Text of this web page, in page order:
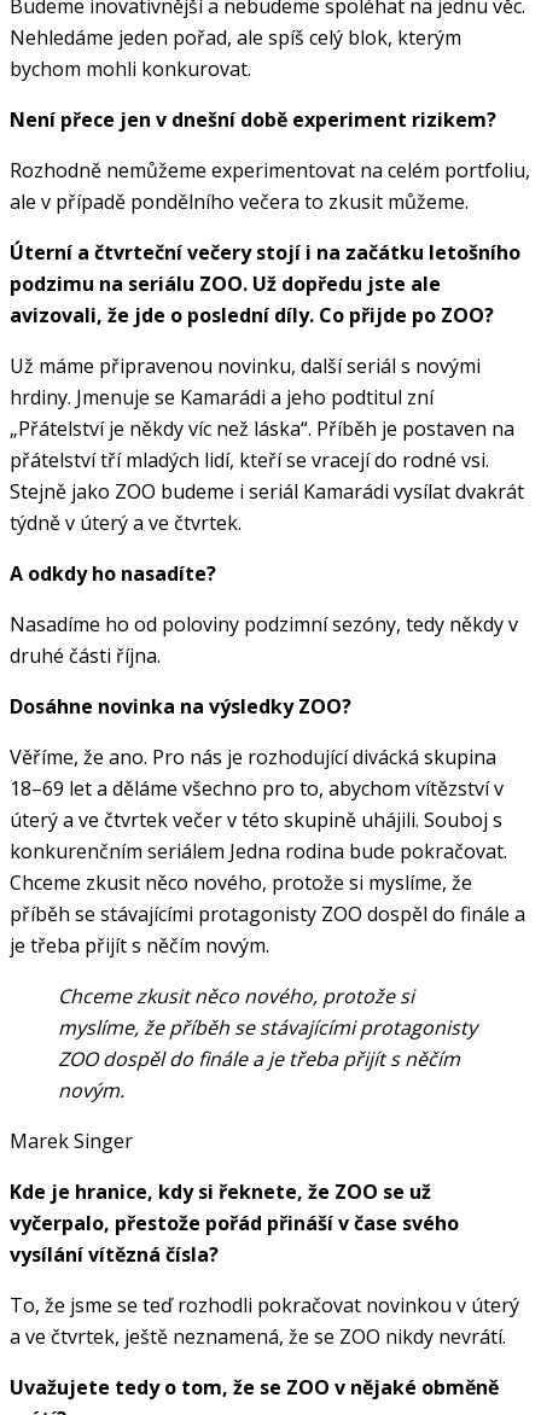
Budeme inovativnější a nebudeme spoléhat na jednu věc.
Nehledáme jeden pořad, ale spíš celý blok, kterým
bychom mohli konkurovat.
Není přece jen v dnešní době experiment rizikem?
Rozhodně nemůžeme experimentovat na celém portfoliu,
ale v případě pondělního večera to zkusit můžeme.
Úterní a čtvrteční večery stojí i na začátku letošního
podzimu na seriálu ZOO. Už dopředu jste ale
avizovali, že jde o poslední díly. Co přijde po ZOO?
Už máme připravenou novinku, další seriál s novými
hrdiny. Jmenuje se Kamarádi a jeho podtitul zní
„Přátelství je někdy víc než láska“. Příběh je postaven na
přátelství tří mladých lidí, kteří se vracejí do rodné vsi.
Stejně jako ZOO budeme i seriál Kamarádi vysílat dvakrát
týdně v úterý a ve čtvrtek.
A odkdy ho nasadíte?
Nasadíme ho od poloviny podzimní sezóny, tedy někdy v
druhé části října.
Dosáhne novinka na výsledky ZOO?
Věříme, že ano. Pro nás je rozhodující divácká skupina
18–69 let a děláme všechno pro to, abychom vítězství v
úterý a ve čtvrtek večer v této skupině uhájili. Souboj s
konkurenčním seriálem Jedna rodina bude pokračovat.
Chceme zkusit něco nového, protože si myslíme, že
příběh se stávajícími protagonisty ZOO dospěl do finále a
je třeba přijít s něčím novým.
Chceme zkusit něco nového, protože si
myslíme, že příběh se stávajícími protagonisty
ZOO dospěl do finále a je třeba přijít s něčím
novým.
Marek Singer
Kde je hranice, kdy si řeknete, že ZOO se už
vyčerpalo, přestože pořád přináší v čase svého
vysílání vítězná čísla?
To, že jsme se teď rozhodli pokračovat novinkou v úterý
a ve čtvrtek, ještě neznamená, že se ZOO nikdy nevrátí.
Uvažujete tedy o tom, že se ZOO v nějaké obměně